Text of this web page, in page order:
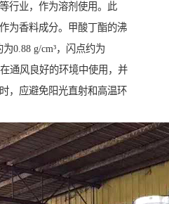
行业，作为溶剂使用。此
为香料成分。甲酸丁酯的沸
0.88 g/cm³，闪点约为
通风良好的环境中使用，并
，应避免阳光直射和高温环